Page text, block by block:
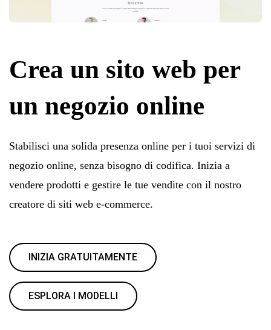
Crea un sito web per
un negozio online
Stabilisci una solida presenza online per i tuoi servizi di
negozio online, senza bisogno di codifica. Inizia a
vendere prodotti e gestire le tue vendite con il nostro
creatore di siti web e-commerce.
INIZIA GRATUITAMENTE
ESPLORA I MODELLI